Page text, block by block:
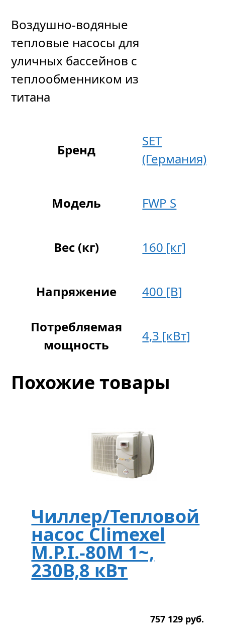
Воздушно-водяные
тепловые насосы для
уличных бассейнов с
теплообменником из
титана
Бренд
SET
(Германия)
Модель FWP S
Вес (кг) 160 [кг]
Напряжение 400 [В]
Потребляемая
мощность
4,3 [кВт]
Похожие товары
Чиллер/Тепловой
насос Climexel
M.P.I.-80M 1~,
230В,8 кВт
757 129 руб.